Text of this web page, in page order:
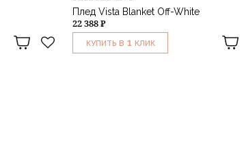
Плед Vista Blanket Off-White
22 388 ₽
КУПИТЬ В 1 КЛИК